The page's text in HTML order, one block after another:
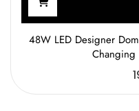
48W LED Designer
Changing